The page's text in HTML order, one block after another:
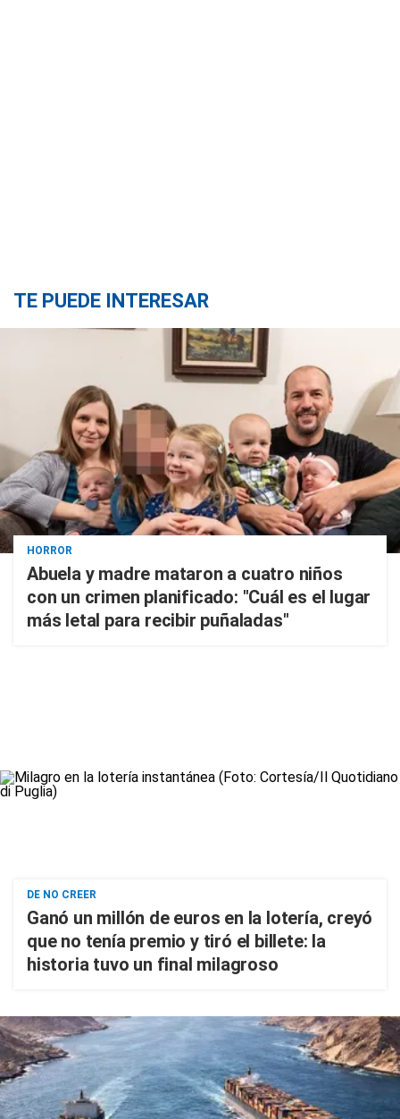
TE PUEDE INTERESAR
HORROR
Abuela y madre mataron a cuatro niños
con un crimen planificado: "Cuál es el lugar
más letal para recibir puñaladas"
DE NO CREER
Ganó un millón de euros en la lotería, creyó
que no tenía premio y tiró el billete: la
historia tuvo un final milagroso